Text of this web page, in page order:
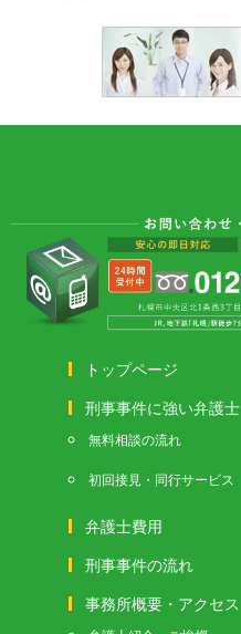
トップページ
刑事事件に強い弁護士
無料相談の流れ
初回接見・同行サービス
弁護士費用
刑事事件の流れ
事務所概要・アクセス